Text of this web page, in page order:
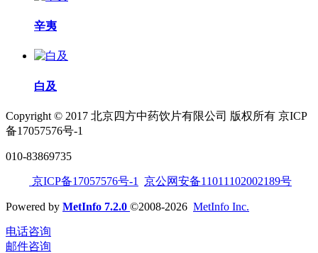
辛夷
白及
Copyright © 2017 北京四方中药饮片有限公司 版权所有 京ICP
备17057576号-1
010-83869735
京ICP备17057576号-1 京公网安备11011102002189号
Powered by MetInfo 7.2.0 ©2008-2026 MetInfo Inc.
电话咨询
邮件咨询